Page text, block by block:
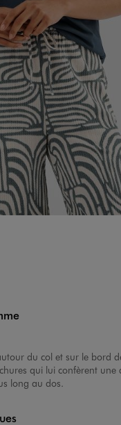
du col et sur le
qui lui confèrent
long au dos.